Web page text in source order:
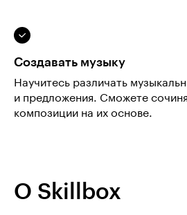
Создавать музыку
Научитесь различать
и предложения. Сможете
композиции на их основе.
О Skillbox